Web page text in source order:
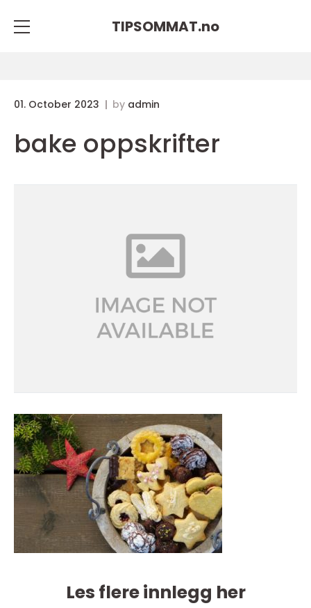
TIPSOMMAT.no
01. October 2023 by admin
bake oppskrifter
Les flere innlegg her